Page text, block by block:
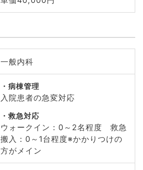
一般内科
病棟管理
入院患者の急変対応
救急対応
ウォークイン：0～2名程度 救急
搬入：0～1台程度※かかりつけの
方がメイン